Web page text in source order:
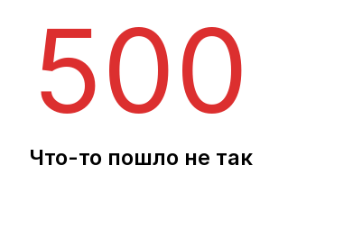
500
Что-то пошло не так